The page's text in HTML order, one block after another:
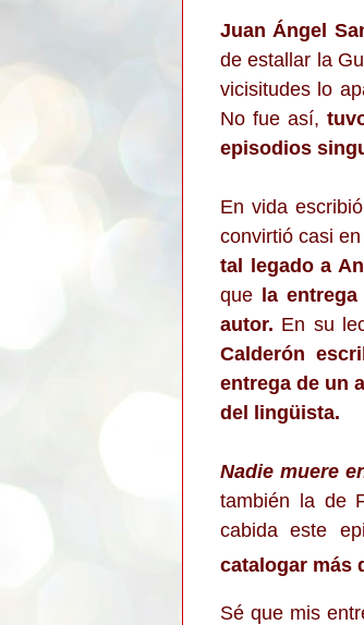
Juan Ángel
de estallar la
vicisitudes lo
No fue así,
episodios
En vida
convirtió casi
tal legado a
que la
autor. En su
Calderón
entrega de un
del lingüista.
Nadie muere
también la de
cabida este
catalogar más
Sé que mis